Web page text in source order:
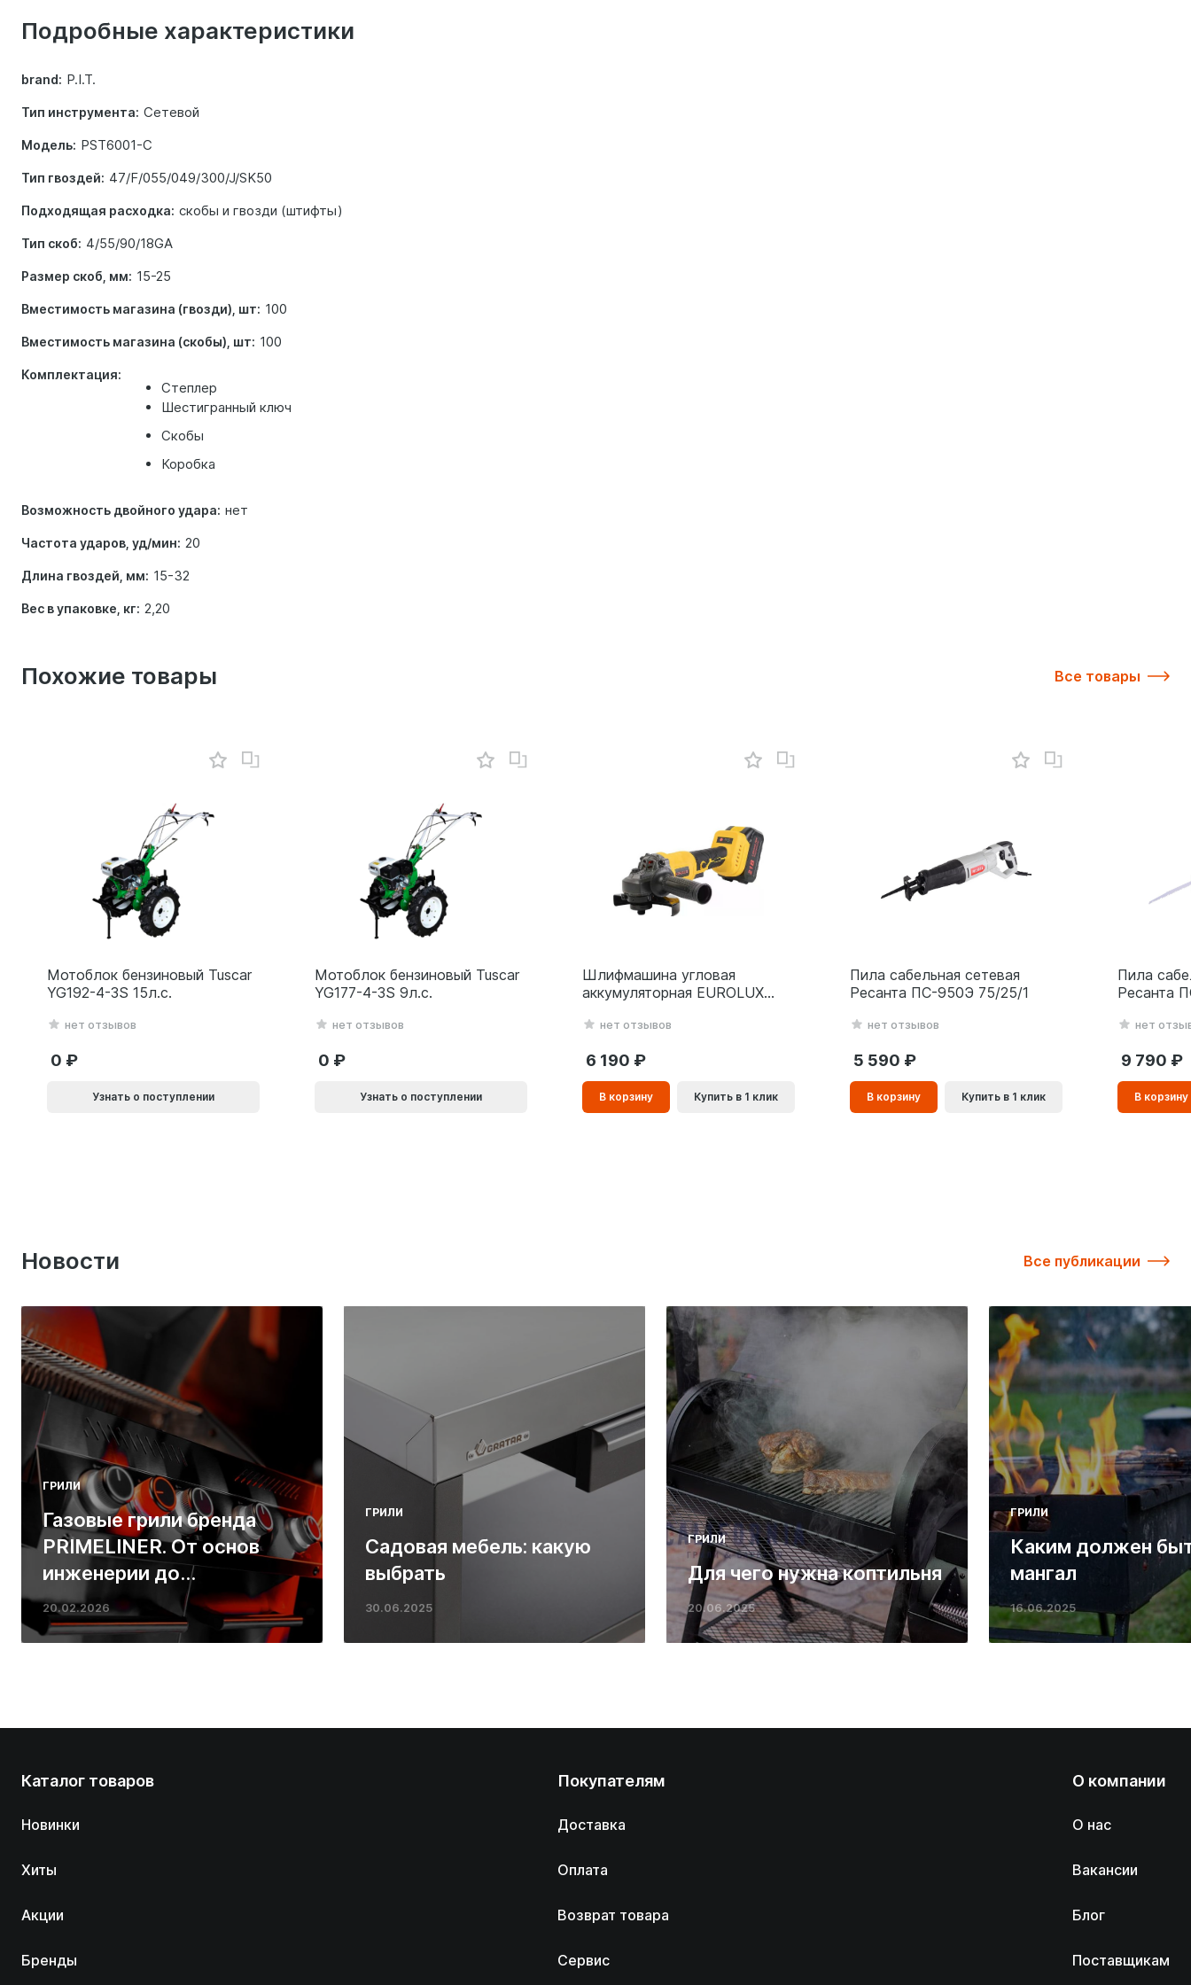
товаре
Подробные характеристики
brand: P.I.T.
Тип инструмента: Сетевой
Модель: PST6001-C
Тип гвоздей: 47/F/055/049/300/J/SK50
Подходящая расходка: скобы и гвозди (штифты)
Тип скоб: 4/55/90/18GA
Размер скоб, мм: 15-25
Вместимость магазина (гвозди), шт: 100
Вместимость магазина (скобы), шт: 100
Комплектация:
Степлер
Шестигранный ключ
Скобы
Коробка
Возможность двойного удара: нет
Частота ударов, уд/мин: 20
Длина гвоздей, мм: 15-32
Вес в упаковке, кг: 2,20
Похожие товары Все товары
Мотоблок бензиновый Tuscar
YG192-4-3S 15л.с.
нет отзывов
0
Узнать о поступлении
Мотоблок бензиновый Tuscar
YG177-4-3S 9л.с.
нет отзывов
0
Узнать о поступлении
Шлифмашина угловая
аккумуляторная EUROLUX
кейсенет отзывов
6 190
В корзину
корзинe
Купить в 1 клик
Пила сабельная сетевая
Ресанта ПС-950Э 75/25/1
нет отзывов
5 590
В корзину
корзинe
Купить в 1 клик
Пила
Ресанта
нет
9 790
В корзину
корзинe
Новости Все публикации
ГРИЛИ
Газовые грили бренда
PRIMELINER. От основ
инженерии до
ресторанных стейков у
вас дома
20.02.2026
ГРИЛИ
Садовая мебель: какую
выбрать
30.06.2025
ГРИЛИ
Для чего нужна коптильня
20.06.2025
ГРИЛИ
Каким должен
мангал
16.06.2025
Каталог товаров
Новинки
Хиты
Акции
Бренды
Покупателям
Доставка
Оплата
Возврат товара
Сервис
О компании
О нас
Вакансии
Блог
Поставщикам